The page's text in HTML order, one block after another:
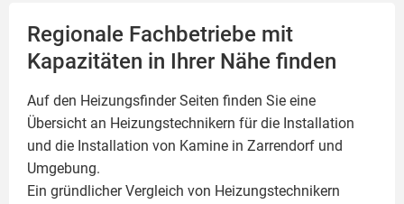
Regionale Fachbetriebe mit
Kapazitäten in Ihrer Nähe finden
Auf den Heizungsfinder Seiten finden Sie eine
Übersicht an Heizungstechnikern für die Installation
und die Installation von Kamine in Zarrendorf und
Umgebung.
Ein gründlicher Vergleich von Heizungstechnikern